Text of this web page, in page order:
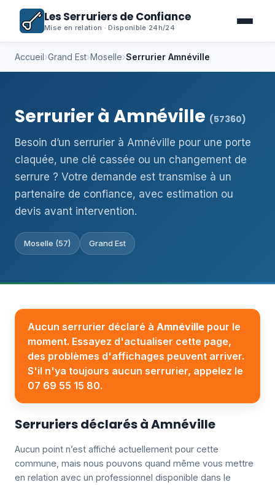
Les Serruriers de Confiance
Mise en relation · Disponible 24h/24
Accueil›Grand Est›Moselle›Serrurier Amnéville
Serrurier à Amnéville (57360)
Besoin d’un serrurier à Amnéville pour une porte
claquée, une clé cassée ou un changement de
serrure ? Votre demande est transmise à un
partenaire de confiance, avec estimation ou
devis avant intervention.
Moselle (57) Grand Est
Aucun serrurier déclaré à Amnéville pour le
moment. Essayez d'actualiser cette page,
des problèmes d'affichages peuvent arriver.
S'il n'ya toujours aucun serrurier, appelez le
07 69 55 15 80.
Serruriers déclarés à Amnéville
Aucun point n’est affiché actuellement pour cette
commune, mais nous pouvons quand même vous mettre
en relation avec un professionnel disponible dans le